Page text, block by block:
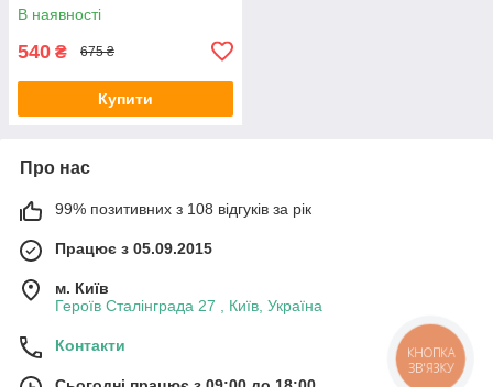
В наявності
540 ₴ 675 ₴
Купити
Про нас
99% позитивних з 108 відгуків за рік
Працює з 05.09.2015
м. Київ
Героїв Сталінграда 27 , Київ, Україна
Контакти
КНОПКА
ЗВ'ЯЗКУ